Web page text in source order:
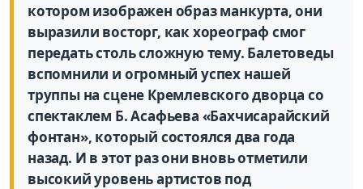
котором изображен образ манкурта, они
выразили восторг, как хореограф смог
передать столь сложную тему. Балетоведы
вспомнили и огромный успех нашей
труппы на сцене Кремлевского дворца со
спектаклем Б. Асафьева «Бахчисарайский
фонтан», который состоялся два года
назад. И в этот раз они вновь отметили
высокий уровень артистов под